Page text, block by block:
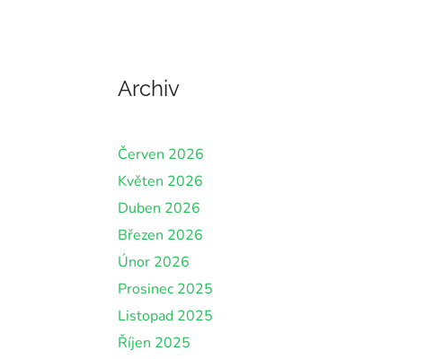
Archiv
Červen 2026
Květen 2026
Duben 2026
Březen 2026
Únor 2026
Prosinec 2025
Listopad 2025
Říjen 2025